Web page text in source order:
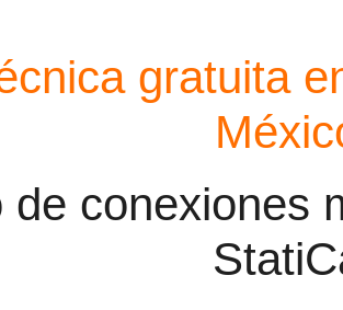
gratuita
de conexiones